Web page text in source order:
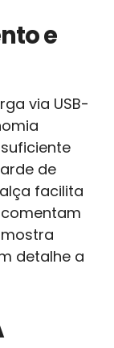
e
via USB-
de
facilita
detalhe a